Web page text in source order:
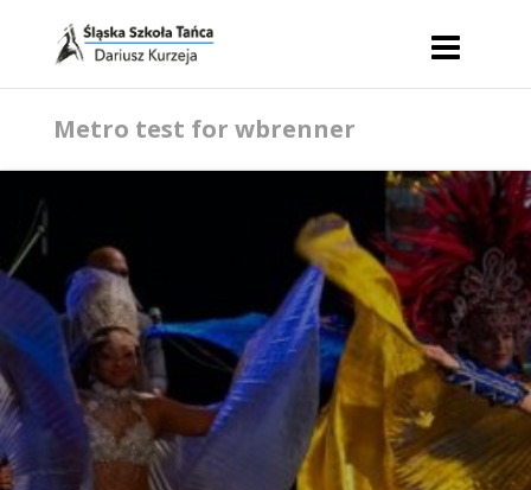
Metro test for wbrenner